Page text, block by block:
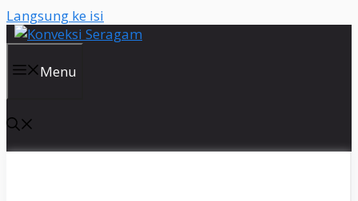
Langsung ke isi
Menu